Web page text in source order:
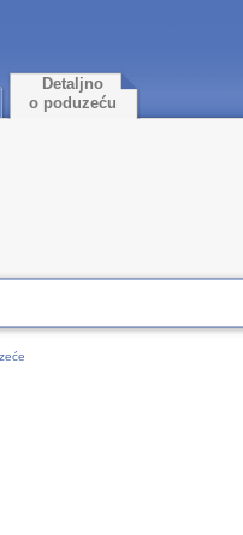
Detaljno
o poduzeću